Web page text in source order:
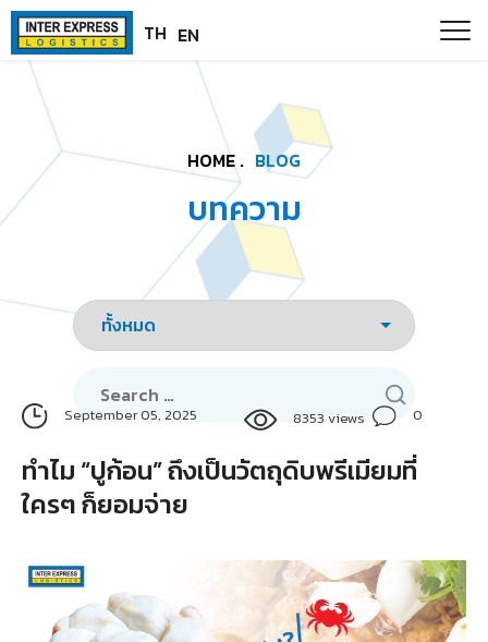
Paste this code as high in the of the page as possible:
TH EN
HOME . BLOG
บทความ
September 05, 2025 8353 views 0
ทำไม “ปูก้อน” ถึงเป็นวัตถุดิบพรีเมียมที่
ใครๆ ก็ยอมจ่าย